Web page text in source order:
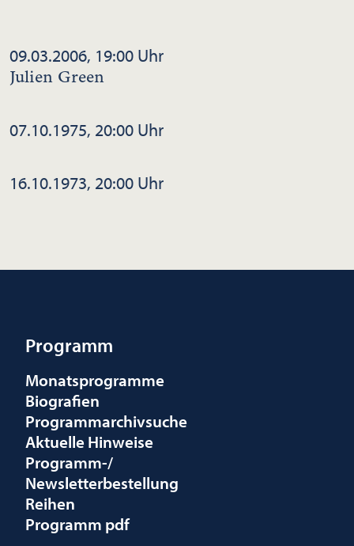
09.03.2006, 19:00 Uhr
Julien Green
07.10.1975, 20:00 Uhr
16.10.1973, 20:00 Uhr
Programm
Monatsprogramme
Biografien
Programmarchivsuche
Aktuelle Hinweise
Programm-/
Newsletterbestellung
Reihen
Programm pdf